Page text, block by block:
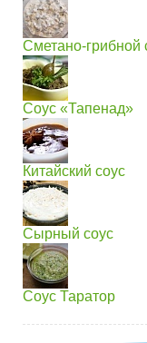
Сметано-грибной
Соус «Тапенад»
Китайский соус
Сырный соус
Соус Таратор